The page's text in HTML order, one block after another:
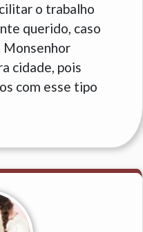
o trabalho
querido, caso
Monsenhor
cidade, pois
com esse tipo